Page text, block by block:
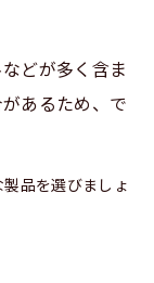
どが多く含ま
あるため、で
品を選びましょ